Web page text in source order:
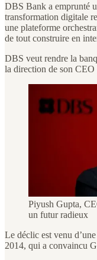
DBS Bank a emprunté
transformation digitale
une plateforme
de tout construire en
DBS veut rendre la
la direction de son CEO
Piyush Gupta,
un futur radieux
Le déclic est venu
2014, qui a convaincu